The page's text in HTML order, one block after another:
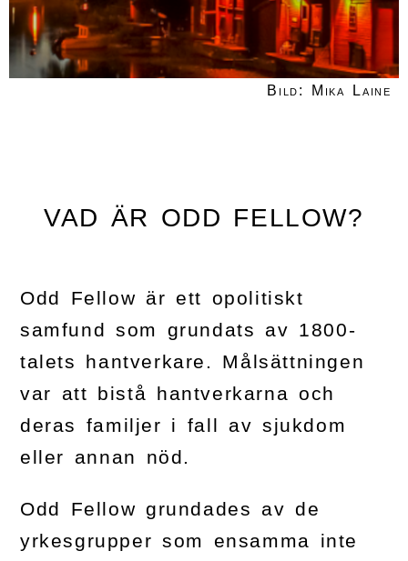
Bild: Mika Laine
VAD ÄR ODD FELLOW?
Odd Fellow är ett opolitiskt
samfund som grundats av 1800-
talets hantverkare. Målsättningen
var att bistå hantverkarna och
deras familjer i fall av sjukdom
eller annan nöd.
Odd Fellow grundades av de
yrkesgrupper som ensamma inte